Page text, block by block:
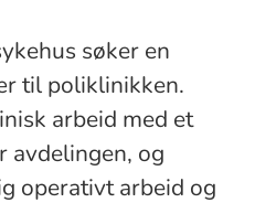
søker en
til poliklinikken.
arbeid med et
avdelingen, og
operativt arbeid og